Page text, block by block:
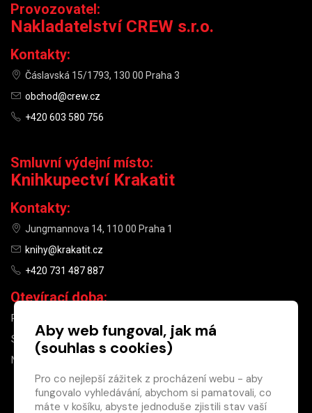
×
Provozovatel:
Nakladatelství CREW s.r.o.
Kontakty:
Čáslavská 15/1793, 130 00 Praha 3
obchod@crew.cz
+420 603 580 756
Smluvní výdejní místo:
Knihkupectví Krakatit
Kontakty:
Jungmannova 14, 110 00 Praha 1
knihy@krakatit.cz
+420 731 487 887
Otevírací doba:
PO–PÁ
SO
10:00–13:00
NE
Aby web fungoval, jak má
(souhlas s cookies)
Pro co nejlepší zážitek z procházení webu - aby
fungovalo vyhledávání, abychom si pamatovali, co
máte v košíku, abyste jednoduše zjistili stav vaší